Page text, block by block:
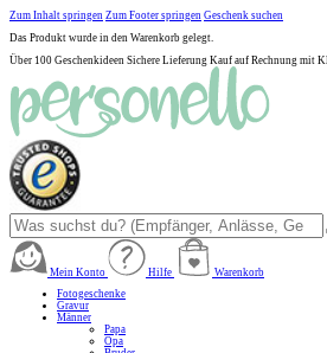
Zum Inhalt springen Zum Footer springen Geschenk suchen
Das Produkt wurde in den Warenkorb gelegt.
Über 100 Geschenkideen Sichere Lieferung Kauf auf Rechnung mit
Mein Konto Hilfe
Warenkorb
Fotogeschenke
Gravur
Männer
Papa
Opa